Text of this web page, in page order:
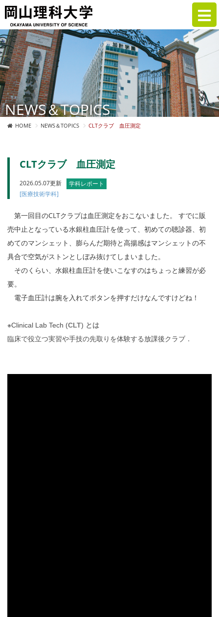
NEWS＆TOPICS
HOME NEWS＆TOPICS CLTクラブ 血圧測定
CLTクラブ 血圧測定
2026.05.07更新
学科レポート
[医療技術学科]
第一回目のCLTクラブは血圧測定をおこないました。 すでに販
売中止となっている水銀柱血圧計を使って、初めての聴診器、初
めてのマンシェット、膨らんだ期待と高揚感はマンシェットの不
具合で空気がストンとしぼみ抜けてしまいました。
そのくらい、水銀柱血圧計を使いこなすのはちょっと練習が必
要。
電子血圧計は腕を入れてボタンを押すだけなんですけどね！
※Clinical Lab Tech (CLT) とは
臨床で役立つ実習や手技の先取りを体験する放課後クラブ．